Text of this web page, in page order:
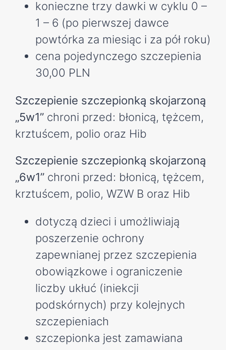
konieczne trzy dawki w cyklu 0 –
1 – 6 (po pierwszej dawce
powtórka za miesiąc i za pół roku)
cena pojedynczego szczepienia
30,00 PLN
Szczepienie szczepionką skojarzoną
„5w1”chroni przed: błonicą, tężcem,
krztuścem, polio oraz Hib
Szczepienie szczepionką skojarzoną
„6w1”chroni przed: błonicą, tężcem,
krztuścem, polio, WZW B oraz Hib
dotyczą dzieci i umożliwiają
poszerzenie ochrony
zapewnianej przez szczepienia
obowiązkowe i ograniczenie
liczby ukłuć (iniekcji
podskórnych) przy kolejnych
szczepieniach
szczepionka jest zamawiana